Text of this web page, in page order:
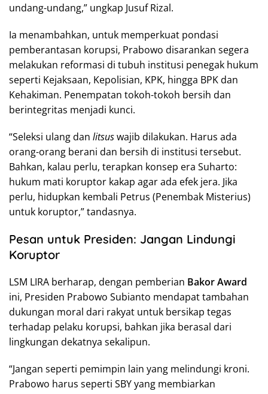
undang-undang,” ungkap Jusuf Rizal.
Ia menambahkan, untuk memperkuat pondasi
pemberantasan korupsi, Prabowo disarankan segera
melakukan reformasi di tubuh institusi penegak hukum
seperti Kejaksaan, Kepolisian, KPK, hingga BPK dan
Kehakiman. Penempatan tokoh-tokoh bersih dan
berintegritas menjadi kunci.
“Seleksi ulang dan litsuswajib dilakukan. Harus ada
orang-orang berani dan bersih di institusi tersebut.
Bahkan, kalau perlu, terapkan konsep era Suharto:
hukum mati koruptor kakap agar ada efek jera. Jika
perlu, hidupkan kembali Petrus (Penembak Misterius)
untuk koruptor,” tandasnya.
Pesan untuk Presiden: Jangan Lindungi
Koruptor
LSM LIRA berharap, dengan pemberian Bakor Award
ini, Presiden Prabowo Subianto mendapat tambahan
dukungan moral dari rakyat untuk bersikap tegas
terhadap pelaku korupsi, bahkan jika berasal dari
lingkungan dekatnya sekalipun.
“Jangan seperti pemimpin lain yang melindungi kroni.
Prabowo harus seperti SBY yang membiarkan